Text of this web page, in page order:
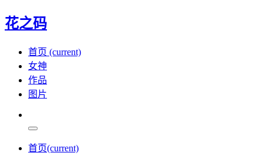
花之码
首页 (current)
女神
作品
图片
首页(current)